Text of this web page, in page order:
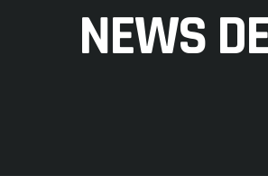
NEWS